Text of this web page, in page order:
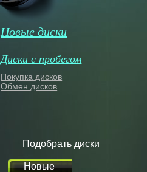
Новые диски
Диски с пробегом
Покупка дисков
Обмен дисков
Подобрать диски
Новые